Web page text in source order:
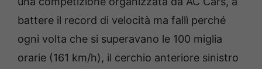
battere il record di velocità ma fallì perché
ogni volta che si superavano le 100 miglia
orarie (161 km/h), il cerchio anteriore sinistro